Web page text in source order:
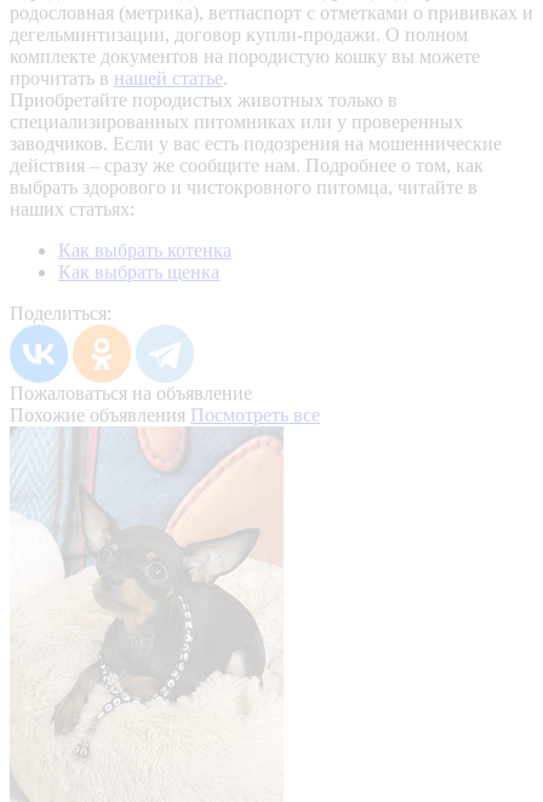
родословная (метрика), ветпаспорт с отметками о прививках и
дегельминтизации, договор купли-продажи. О полном
комплекте документов на породистую кошку вы можете
прочитать в нашей статье.
Приобретайте породистых животных только в
специализированных питомниках или у проверенных
заводчиков. Если у вас есть подозрения на мошеннические
действия – сразу же сообщите нам. Подробнее о том, как
выбрать здорового и чистокровного питомца, читайте в
наших статьях:
Как выбрать котенка
Как выбрать щенка
Поделиться:
Пожаловаться на объявление
Похожие объявления Посмотреть все